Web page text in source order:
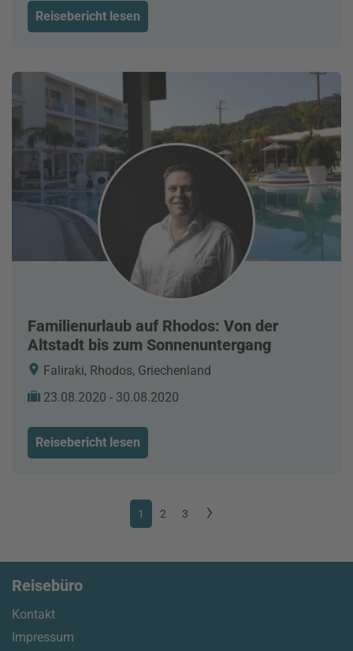
Reisebericht lesen
Familienurlaub auf Rhodos: Von der
Altstadt bis zum Sonnenuntergang
Faliraki, Rhodos, Griechenland
23.08.2020 - 30.08.2020
Reisebericht lesen
1 2 3
Reisebüro
Kontakt
Impressum